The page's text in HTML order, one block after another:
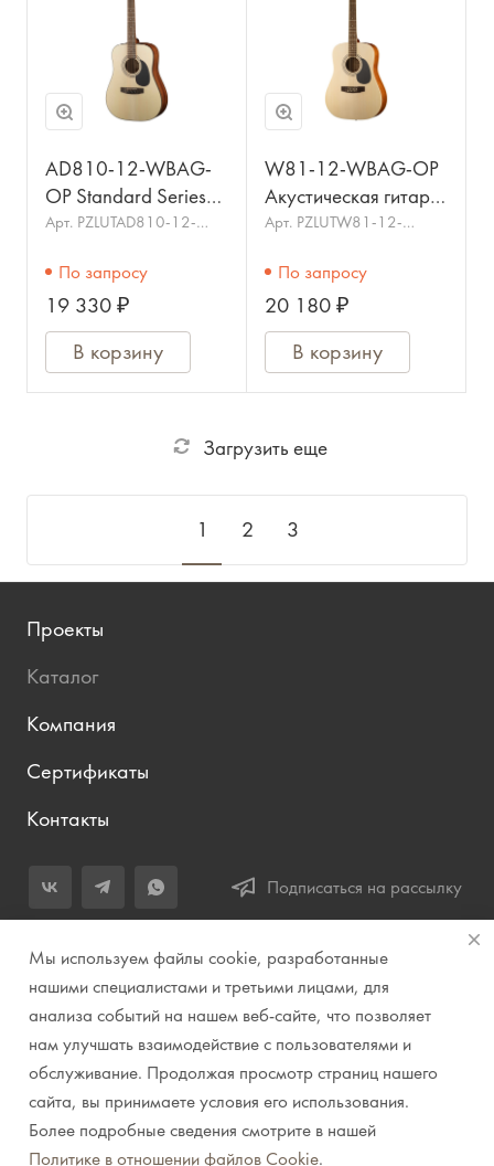
AD810-12-WBAG-
OP Standard Series
Акустическая гитара
натуральный, с
чехлом, Cort
Арт. PZLUTAD810-12-
По запросу
19 330 ₽
В корзину
W81-12-WBAG-OP
Акустическая гитара
12-струнная с
Арт. PZLUTW81-12-
По запросу
20 180 ₽
В корзину
Загрузить еще
1 2 3
Проекты
Каталог
Компания
Сертификаты
Контакты
Подписаться на рассылку
+7 (343) 283-04-11
Заказать звонок
info@prirodazvuka.ru
620144, г. Екатеринбург, ул. Хохрякова, д. 98, салон 27, ТЦ
«Весенний», 2 этаж, Центральный вход с ул. Куйбышева
© 2007-2026 Компания "Природа звука" // Звук. Свет.
Мы используем файлы cookie, разработанные
нашими специалистами и третьими лицами, для
анализа событий на нашем веб-сайте, что позволяет
нам улучшать взаимодействие с пользователями и
обслуживание. Продолжая просмотр страниц нашего
сайта, вы принимаете условия его использования.
Более подробные сведения смотрите в нашей
Политике в отношении файлов Cookie.